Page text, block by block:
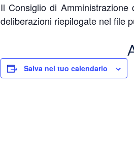
Il Consiglio di
deliberazioni riepilogate nel file
Salva nel tuo calendario